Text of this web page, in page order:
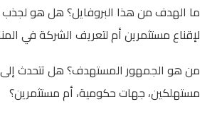
ما الهدف من هذا البروفايل؟ هل هو
لإقناع مستثمرين أم لتعريف الشركة في
من هو الجمهور المستهدف؟ هل تتحدث
مستهلكين، جهات حكومية، أم مستثمرين؟